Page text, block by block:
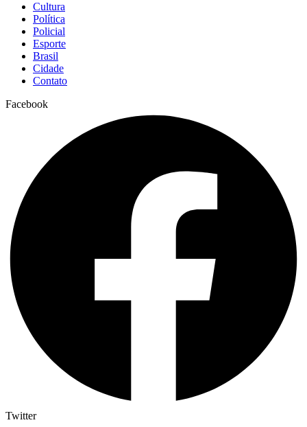
Cultura
Política
Policial
Esporte
Brasil
Cidade
Contato
Facebook
Twitter